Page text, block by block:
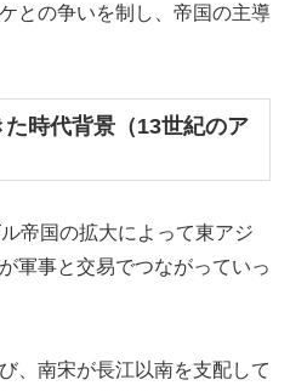
との争いを制し、帝国の主導
時代背景（13世紀のア
帝国の拡大によって東アジ
軍事と交易でつながっていっ
、南宋が長江以南を支配して